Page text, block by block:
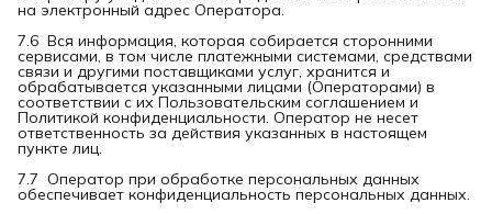
на электронный адрес Оператора.
7.6 Вся информация, которая собирается сторонними
сервисами, в том числе платежными системами, средствами
связи и другими поставщиками услуг, хранится и
обрабатывается указанными лицами (Операторами) в
соответствии с их Пользовательским соглашением и
Политикой конфиденциальности. Оператор не несет
ответственность за действия указанных в настоящем
пункте лиц.
7.7 Оператор при обработке персональных данных
обеспечивает конфиденциальность персональных данных.